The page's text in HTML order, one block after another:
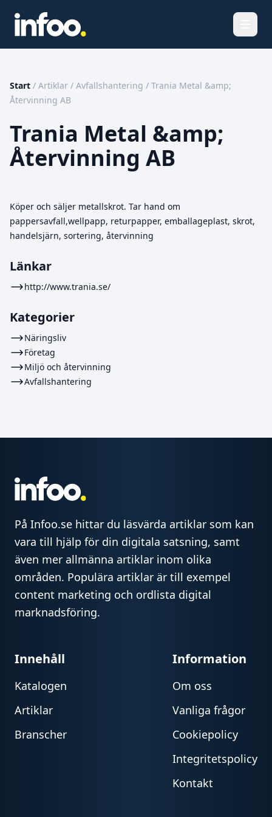
Start / Artiklar / Avfallshantering / Trania Metal &amp;
Återvinning AB
Trania Metal &amp;
Återvinning AB
Köper och säljer metallskrot. Tar hand om
pappersavfall,wellpapp, returpapper, emballageplast, skrot,
handelsjärn, sortering, återvinning
Länkar
http://www.trania.se/
Kategorier
Näringsliv
Företag
Miljö och återvinning
Avfallshantering
På Infoo.se hittar du läsvärda artiklar som kan
vara till hjälp för din digitala satsning, samt
även mer allmänna artiklar inom olika
områden. Populära artiklar är till exempel
content marketing och ordlista digital
marknadsföring.
Innehåll
Katalogen
Artiklar
Branscher
Information
Om oss
Vanliga frågor
Cookiepolicy
Integritetspolicy
Kontakt